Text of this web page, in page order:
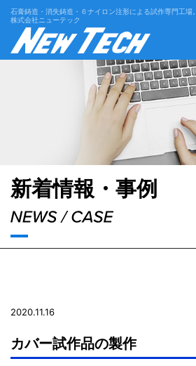
石膏鋳造・消失鋳造・６ナイロン注形による試作専門工場。
株式会社ニューテック
新着情報・事例
2020.11.16
カバー試作品の製作